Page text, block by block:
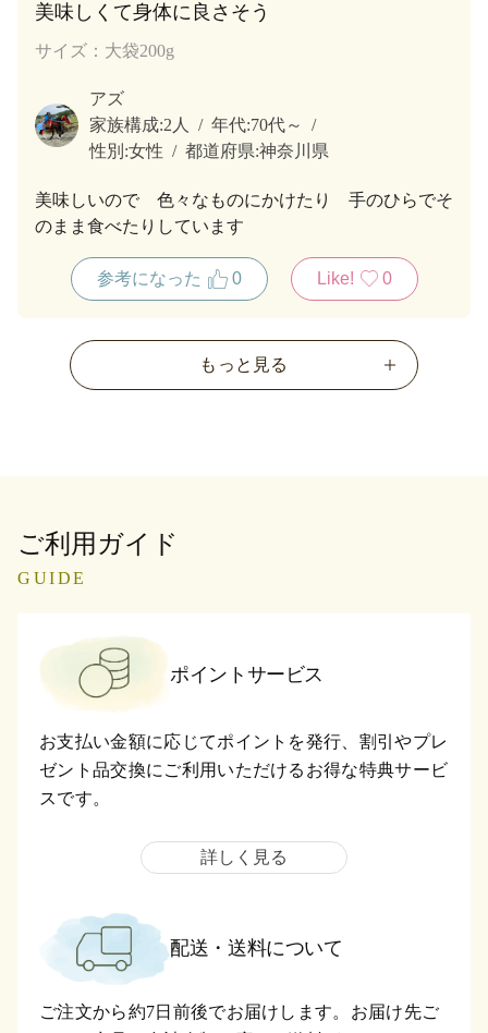
美味しくて身体に良さそう
サイズ：大袋200g
アズ
家族構成:2人 年代:70代～
性別:女性 都道府県:神奈川県
美味しいので 色々なものにかけたり 手のひらでそ
のまま食べたりしています
参考になった 0 Like! 0
もっと見る
ご利用ガイド
GUIDE
ポイントサービス
お支払い金額に応じてポイントを発行、割引やプレ
ゼント品交換にご利用いただけるお得な特典サービ
スです。
詳しく見る
配送・送料について
ご注文から約7日前後でお届けします。お届け先ご